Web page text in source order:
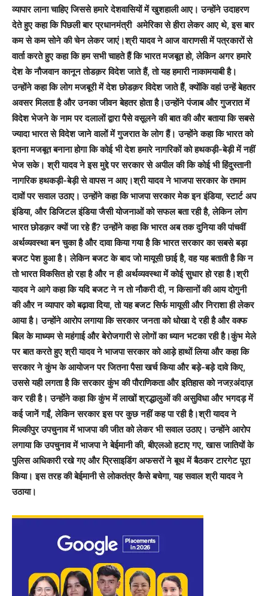
व्यापार लाना चाहिए जिससे हमारे देशवासियों में खुशहाली आए। उन्होंने उदाहरण
देते हुए कहा कि पिछली बार प्रधानमंत्री अमेरिका से हीरा लेकर आए थे, इस बार
कम से कम सोने की चेन लेकर जाएं।श्री यादव ने आज वाराणसी में पत्रकारों से
वार्ता करते हुए कहा कि हम सभी चाहते हैं कि भारत मजबूत हो, लेकिन अगर हमारे
देश के नौजवान कानून तोडक़र विदेश जाते हैं, तो यह हमारी नाकामयाबी है।
उन्होंने कहा कि लोग मजबूरी में देश छोडक़र विदेश जाते हैं, क्योंकि वहां उन्हें बेहतर
अवसर मिलता है और उनका जीवन बेहतर होता है।उन्होंने पंजाब और गुजरात में
विदेश भेजने के नाम पर दलालों द्वारा पैसे वसूलने की बात की और बताया कि सबसे
ज्यादा भारत से विदेश जाने वालों में गुजरात के लोग हैं। उन्होंने कहा कि भारत को
इतना मजबूत बनाना होगा कि कोई भी देश हमारे नागरिकों को हथकड़ी-बेड़ी में नहीं
भेज सके। श्री यादव ने इस मुद्दे पर सरकार से अपील की कि कोई भी हिंदुस्तानी
नागरिक हथकड़ी-बेड़ी से वापस न आए।श्री यादव ने भाजपा सरकार के तमाम
दावों पर सवाल उठाए। उन्होंने कहा कि भाजपा सरकार मेक इन इंडिया, स्टार्ट अप
इंडिया, और डिजिटल इंडिया जैसी योजनाओं को सफल बता रही है, लेकिन लोग
भारत छोडक़र क्यों जा रहे हैं? उन्होंने कहा कि भारत अब तक दुनिया की पांचवीं
अर्थव्यवस्था बन चुका है और दावा किया गया है कि भारत सरकार का सबसे बड़ा
बजट पेश हुआ है। लेकिन बजट के बाद जो मायूसी छाई है, वह यह बताती है कि न
तो भारत विकसित हो रहा है और न ही अर्थव्यवस्था में कोई सुधार हो रहा है।श्री
यादव ने आगे कहा कि यदि बजट ने न तो नौकरी दी, न किसानों की आय दोगुनी
की और न व्यापार को बढ़ावा दिया, तो यह बजट सिर्फ मायूसी और निराशा ही लेकर
आया है। उन्होंने आरोप लगाया कि सरकार जनता को धोखा दे रही है और वक्फ
बिल के माध्यम से महंगाई और बेरोजगारी से लोगों का ध्यान भटका रही है।कुंभ मेले
पर बात करते हुए श्री यादव ने भाजपा सरकार को आड़े हाथों लिया और कहा कि
सरकार ने कुंभ के आयोजन पर जितना पैसा खर्च किया और बड़े-बड़े दावे किए,
उससे यही लगता है कि सरकार कुंभ की पौराणिकता और इतिहास को नजऱअंदाज़
कर रही है। उन्होंने कहा कि कुंभ में लाखों श्रद्धालुओं की असुविधा और भगदड़ में
कई जानें गईं, लेकिन सरकार इस पर कुछ नहीं कह पा रही है।श्री यादव ने
मिल्कीपुर उपचुनाव में भाजपा की जीत को लेकर भी सवाल उठाए। उन्होंने आरोप
लगाया कि उपचुनाव में भाजपा ने बेईमानी की, बीएलओ हटाए गए, खास जातियों के
पुलिस अधिकारी रखे गए और प्रिसाइडिंग अफसरों ने बूथ में बैठकर टारगेट पूरा
किया। इस तरह की बेईमानी से लोकतंत्र कैसे बचेगा, यह सवाल श्री यादव ने
उठाया।